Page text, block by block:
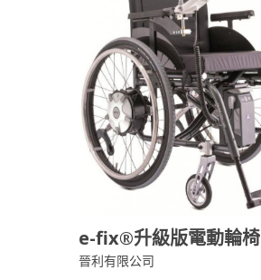
e-fix®升級版電動輪椅
晉利有限公司